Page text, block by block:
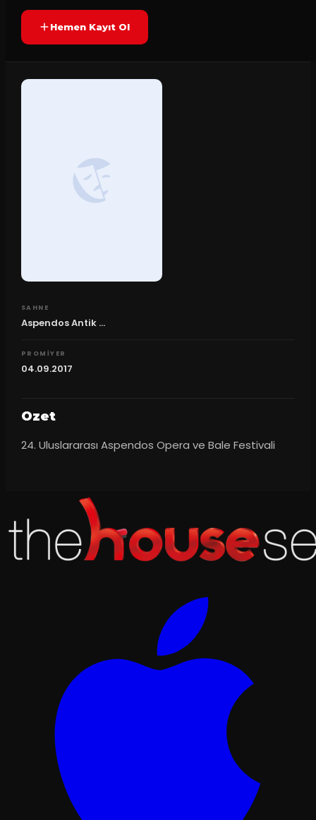
Hemen Kayıt Ol
SAHNE
Aspendos Antik ...
PROMIYER
04.09.2017
Ozet
24. Uluslararası Aspendos Opera ve Bale Festivali